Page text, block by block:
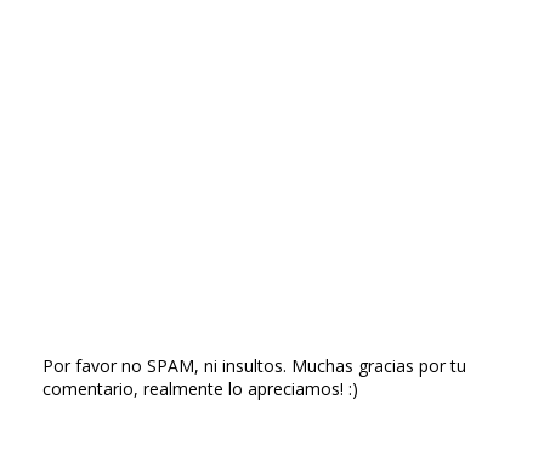
Por favor no SPAM, ni insultos. Muchas gracias por tu
comentario, realmente lo apreciamos! :)